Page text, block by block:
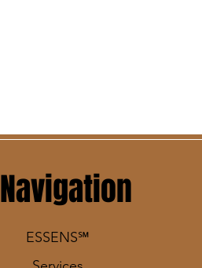
Navigation
ESSENS℠